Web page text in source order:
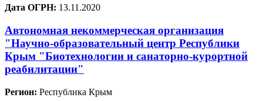
Дата ОГРН: 13.11.2020
Автономная некоммерческая организация
"Научно-образовательный центр Республики
Крым "Биотехнологии и санаторно-курортной
реабилитации"
Регион: Республика Крым